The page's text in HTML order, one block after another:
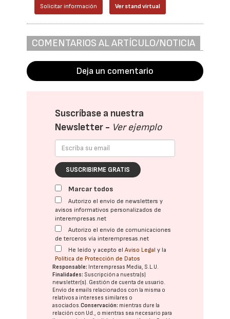
Solicitar información Ver stand virtual
COMENTARIOS AL ARTÍCULO/NOTICIA
Deja un comentario
Suscríbase a nuestra
Newsletter - Ver ejemplo
SUSCRIBIRME GRATIS
Marcar todos
Autorizo el envío de newsletters y
avisos informativos personalizados de
interempresas.net
Autorizo el envío de comunicaciones
de terceros vía interempresas.net
He leído y acepto elAviso Legal y la
Política de Protección de Datos
Responsable: Interempresas Media, S.L.U.
Finalidades: Suscripción a nuestra(s)
newsletter(s). Gestión de cuenta de usuario.
Envío de emails relacionados con la misma o
relativos a intereses similares o
asociados.Conservación: mientras dure la
relación con Ud., o mientras sea necesario para